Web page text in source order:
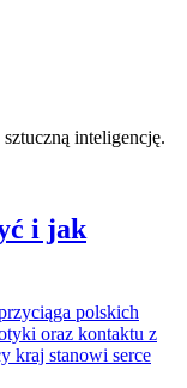
inteligencję.
i jak
polskich
oraz kontaktu z
kraj stanowi serce